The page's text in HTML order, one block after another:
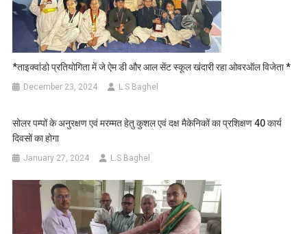
*ताइक्वांडो प्रतियोगिता में जे ऐम डी और आल सेंट स्कूल खंदारी रहा ओवरऑल विजेता *
December 23, 2024 L.S Baghel
सोलर पम्पों के अनुरक्षण एवं मरम्मत हेतु कुशल एवं दक्ष मैकेनिकों का प्रशिक्षण 40 कार्य
दिवसों का होगा
January 27, 2024 L.S Baghel